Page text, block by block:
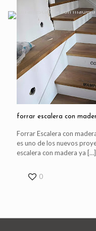
forrar escalera con
Forrar Escalera con
es uno de los nuevos
escalera con madera ya […]
0